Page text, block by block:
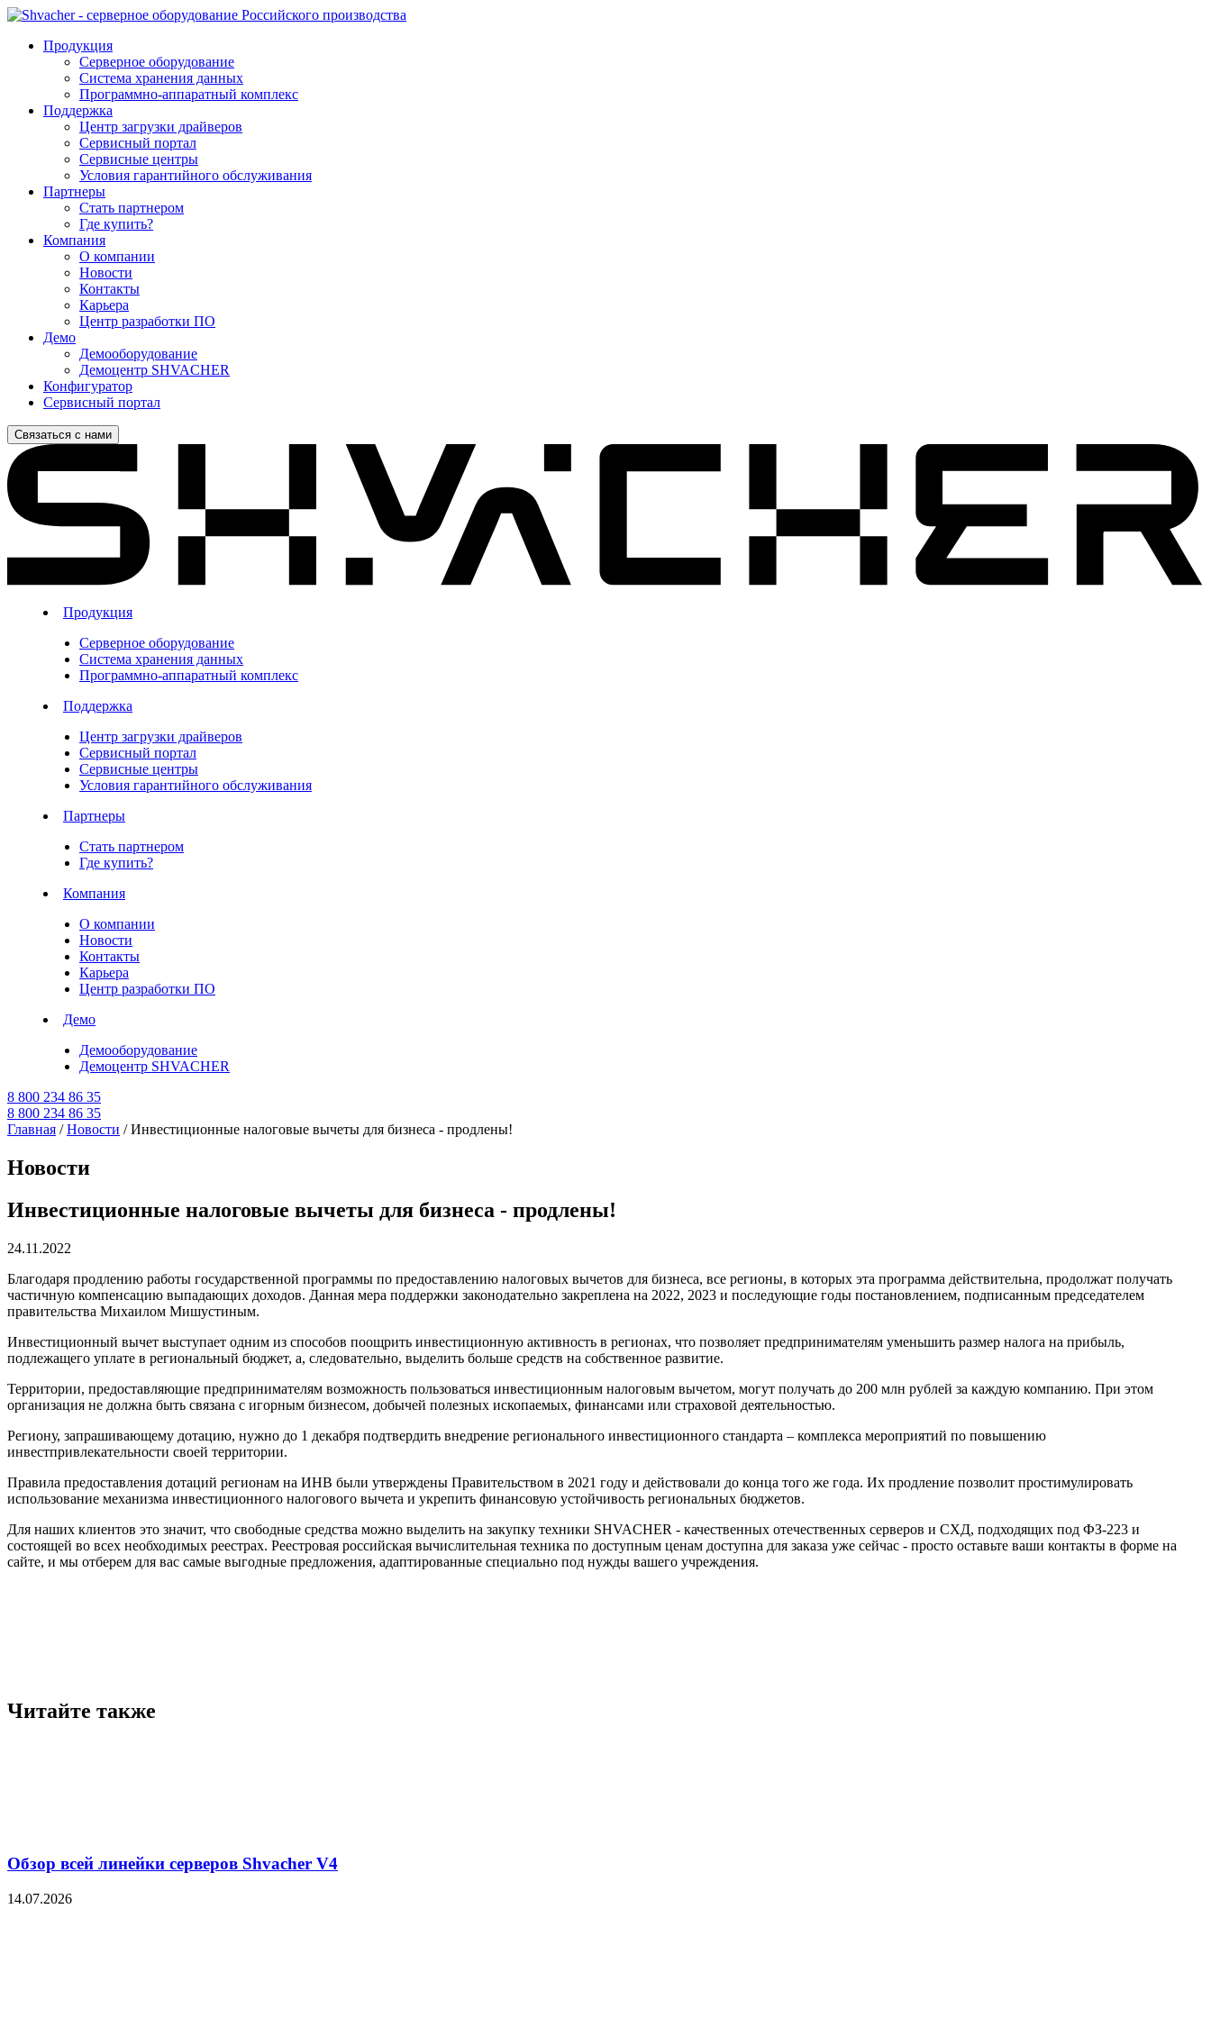
Продукция
Серверное оборудование
Система хранения данных
Программно-аппаратный комплекс
Поддержка
Центр загрузки драйверов
Сервисный портал
Сервисные центры
Условия гарантийного обслуживания
Партнеры
Стать партнером
Где купить?
Компания
О компании
Новости
Контакты
Карьера
Центр разработки ПО
Демо
Демооборудование
Демоцентр SHVACHER
Конфигуратор
Сервисный портал
Связаться с нами
Продукция
Серверное оборудование
Система хранения данных
Программно-аппаратный комплекс
Поддержка
Центр загрузки драйверов
Сервисный портал
Сервисные центры
Условия гарантийного обслуживания
Партнеры
Стать партнером
Где купить?
Компания
О компании
Новости
Контакты
Карьера
Центр разработки ПО
Демо
Демооборудование
Демоцентр SHVACHER
8 800 234 86 35
8 800 234 86 35
Главная /Новости /Инвестиционные налоговые вычеты для бизнеса - продлены!
Новости
Инвестиционные налоговые вычеты для бизнеса - продлены!
24.11.2022
Благодаря продлению работы государственной программы по предоставлению налоговых вычетов для бизнеса, все регионы, в которых эта программа действительна, продолжат получать
частичную компенсацию выпадающих доходов. Данная мера поддержки законодательно закреплена на 2022, 2023 и последующие годы постановлением, подписанным председателем
правительства Михаилом Мишустиным.
Инвестиционный вычет выступает одним из способов поощрить инвестиционную активность в регионах, что позволяет предпринимателям уменьшить размер налога на прибыль,
подлежащего уплате в региональный бюджет, а, следовательно, выделить больше средств на собственное развитие.
Территории, предоставляющие предпринимателям возможность пользоваться инвестиционным налоговым вычетом, могут получать до 200 млн рублей за каждую компанию. При этом
организация не должна быть связана с игорным бизнесом, добычей полезных ископаемых, финансами или страховой деятельностью.
Региону, запрашивающему дотацию, нужно до 1 декабря подтвердить внедрение регионального инвестиционного стандарта – комплекса мероприятий по повышению
инвестпривлекательности своей территории.
Правила предоставления дотаций регионам на ИНВ были утверждены Правительством в 2021 году и действовали до конца того же года. Их продление позволит простимулировать
использование механизма инвестиционного налогового вычета и укрепить финансовую устойчивость региональных бюджетов.
Для наших клиентов это значит, что свободные средства можно выделить на закупку техники SHVACHER - качественных отечественных серверов и СХД, подходящих под ФЗ-223 и
состоящей во всех необходимых реестрах. Реестровая российская вычислительная техника по доступным ценам доступна для заказа уже сейчас - просто оставьте ваши контакты в форме на
сайте, и мы отберем для вас самые выгодные предложения, адаптированные специально под нужды вашего учреждения.
Читайте также
Обзор всей линейки серверов Shvacher V4
14.07.2026